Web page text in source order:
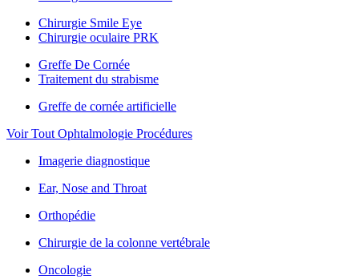
Chirurgie Smile Eye
Chirurgie oculaire PRK
Greffe De Cornée
Traitement du strabisme
Greffe de cornée artificielle
Voir Tout Ophtalmologie Procédures
Imagerie diagnostique
Ear, Nose and Throat
Orthopédie
Chirurgie de la colonne vertébrale
Oncologie